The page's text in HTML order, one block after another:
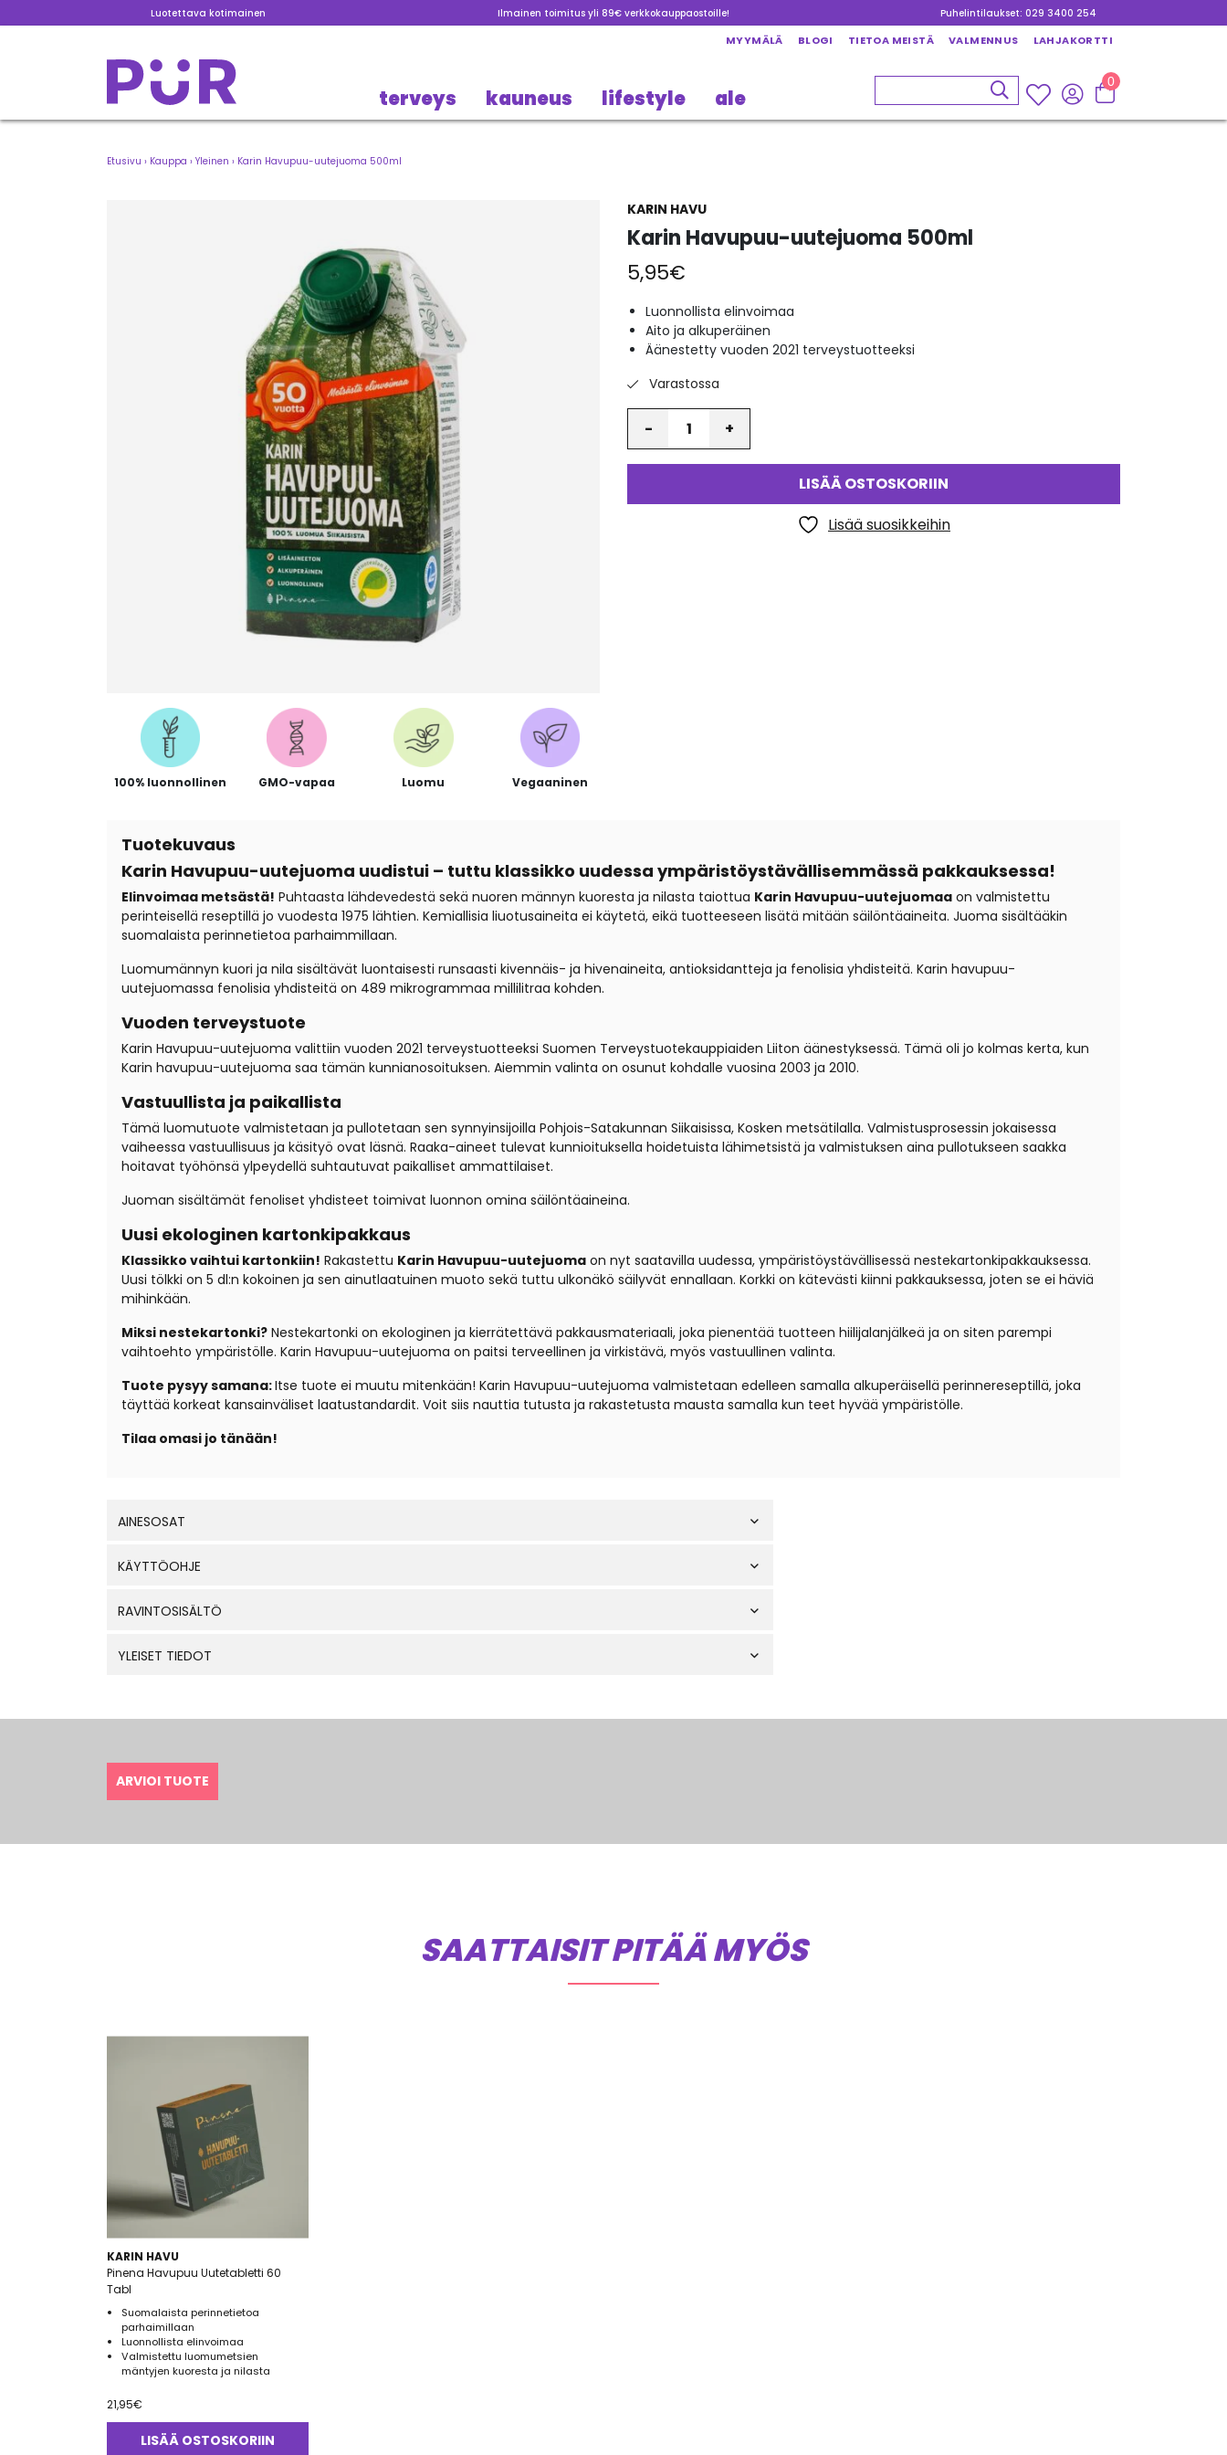
Luotettava kotimainen Ilmainen toimitus yli 89€ verkkokauppaostoille! Puhelintilaukset: 029 3400 254
MYYMÄLÄ BLOGI TIETOA MEISTÄ VALMENNUS LAHJAKORTTI
terveys kauneus lifestyle ale
0
Etusivu › Kauppa › Yleinen › Karin Havupuu-uutejuoma 500ml
KARIN HAVU
Karin Havupuu-uutejuoma 500ml
5,95€
Luonnollista elinvoimaa
Aito ja alkuperäinen
Äänestetty vuoden 2021 terveystuotteeksi
Varastossa
LISÄÄ OSTOSKORIIN
Lisää suosikkeihin
100% luonnollinen GMO-vapaa Luomu Vegaaninen
Tuotekuvaus
Karin Havupuu-uutejuoma uudistui – tuttu klassikko uudessa ympäristöystävällisemmässä pakkauksessa!
Elinvoimaa metsästä! Puhtaasta lähdevedestä sekä nuoren männyn kuoresta ja nilasta taiottua Karin Havupuu-uutejuomaa on valmistettu
perinteisellä reseptillä jo vuodesta 1975 lähtien. Kemiallisia liuotusaineita ei käytetä, eikä tuotteeseen lisätä mitään säilöntäaineita. Juoma sisältääkin
suomalaista perinnetietoa parhaimmillaan.
Luomumännyn kuori ja nila sisältävät luontaisesti runsaasti kivennäis- ja hivenaineita, antioksidantteja ja fenolisia yhdisteitä. Karin havupuu-
uutejuomassa fenolisia yhdisteitä on 489 mikrogrammaa millilitraa kohden.
Vuoden terveystuote
Karin Havupuu-uutejuoma valittiin vuoden 2021 terveystuotteeksi Suomen Terveystuotekauppiaiden Liiton äänestyksessä. Tämä oli jo kolmas kerta, kun
Karin havupuu-uutejuoma saa tämän kunnianosoituksen. Aiemmin valinta on osunut kohdalle vuosina 2003 ja 2010.
Vastuullista ja paikallista
Tämä luomutuote valmistetaan ja pullotetaan sen synnyinsijoilla Pohjois-Satakunnan Siikaisissa, Kosken metsätilalla. Valmistusprosessin jokaisessa
vaiheessa vastuullisuus ja käsityö ovat läsnä. Raaka-aineet tulevat kunnioituksella hoidetuista lähimetsistä ja valmistuksen aina pullotukseen saakka
hoitavat työhönsä ylpeydellä suhtautuvat paikalliset ammattilaiset.
Juoman sisältämät fenoliset yhdisteet toimivat luonnon omina säilöntäaineina.
Uusi ekologinen kartonkipakkaus
Klassikko vaihtui kartonkiin! Rakastettu Karin Havupuu-uutejuoma on nyt saatavilla uudessa, ympäristöystävällisessä nestekartonkipakkauksessa.
Uusi tölkki on 5 dl:n kokoinen ja sen ainutlaatuinen muoto sekä tuttu ulkonäkö säilyvät ennallaan. Korkki on kätevästi kiinni pakkauksessa, joten se ei häviä
mihinkään.
Miksi nestekartonki? Nestekartonki on ekologinen ja kierrätettävä pakkausmateriaali, joka pienentää tuotteen hiilijalanjälkeä ja on siten parempi
vaihtoehto ympäristölle. Karin Havupuu-uutejuoma on paitsi terveellinen ja virkistävä, myös vastuullinen valinta.
Tuote pysyy samana:Itse tuote ei muutu mitenkään! Karin Havupuu-uutejuoma valmistetaan edelleen samalla alkuperäisellä perinnereseptillä, joka
täyttää korkeat kansainväliset laatustandardit. Voit siis nauttia tutusta ja rakastetusta mausta samalla kun teet hyvää ympäristölle.
Tilaa omasi jo tänään!
AINESOSAT
KÄYTTÖOHJE
RAVINTOSISÄLTÖ
YLEISET TIEDOT
ARVIOI TUOTE
SAATTAISIT PITÄÄ MYÖS
KARIN HAVU
Pinena Havupuu Uutetabletti 60
Tabl
Suomalaista perinnetietoa
parhaimillaan
Luonnollista elinvoimaa
Valmistettu luomumetsien
mäntyjen kuoresta ja nilasta
21,95€
LISÄÄ OSTOSKORIIN